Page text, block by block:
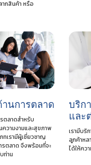
ากสินค้า หรือ
านการตลาด
ตลาดสำหรับ
วามงามและสุขภาพ
ทเรามีผู้เชี่ยวชาญ
รตลาด จึงพร้อมที่จะ
ท่าน
บริก
และ
เรามีบริ
ลูกค้าหล
ได้ให้คว